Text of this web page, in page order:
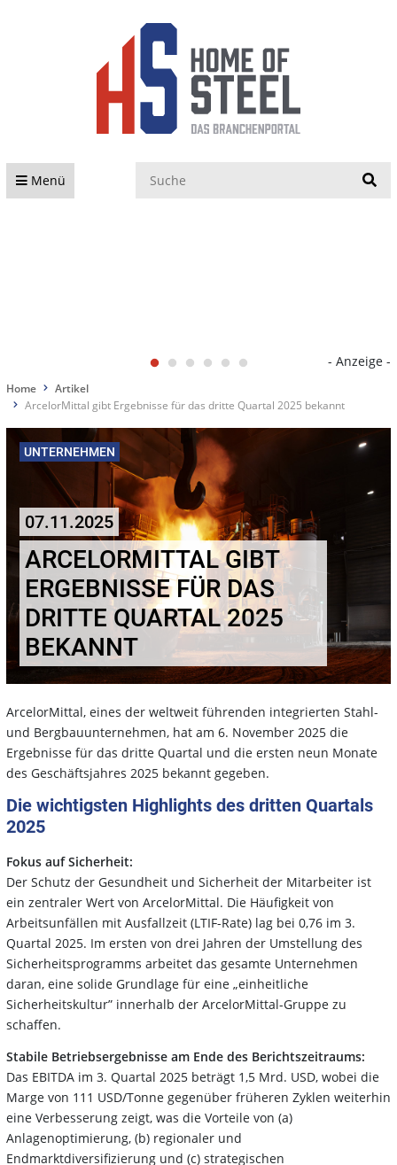
Menü
- Anzeige -
Home
Artikel
ArcelorMittal gibt Ergebnisse für das dritte Quartal 2025 bekannt
UNTERNEHMEN
07.11.2025
ARCELORMITTAL GIBT
ERGEBNISSE FÜR DAS
DRITTE QUARTAL 2025
BEKANNT
ArcelorMittal, eines der weltweit führenden integrierten Stahl-
und Bergbauunternehmen, hat am 6. November 2025 die
Ergebnisse für das dritte Quartal und die ersten neun Monate
des Geschäftsjahres 2025 bekannt gegeben.
Die wichtigsten Highlights des dritten Quartals
2025
Fokus auf Sicherheit:
Der Schutz der Gesundheit und Sicherheit der Mitarbeiter ist
ein zentraler Wert von ArcelorMittal. Die Häufigkeit von
Arbeitsunfällen mit Ausfallzeit (LTIF-Rate) lag bei 0,76 im 3.
Quartal 2025. Im ersten von drei Jahren der Umstellung des
Sicherheitsprogramms arbeitet das gesamte Unternehmen
daran, eine solide Grundlage für eine „einheitliche
Sicherheitskultur” innerhalb der ArcelorMittal-Gruppe zu
schaffen.
Stabile Betriebsergebnisse am Ende des Berichtszeitraums:
Das EBITDA im 3. Quartal 2025 beträgt 1,5 Mrd. USD, wobei die
Marge von 111 USD/Tonne gegenüber früheren Zyklen weiterhin
eine Verbesserung zeigt, was die Vorteile von (a)
Anlagenoptimierung, (b) regionaler und
Endmarktdiversifizierung und (c) strategischen